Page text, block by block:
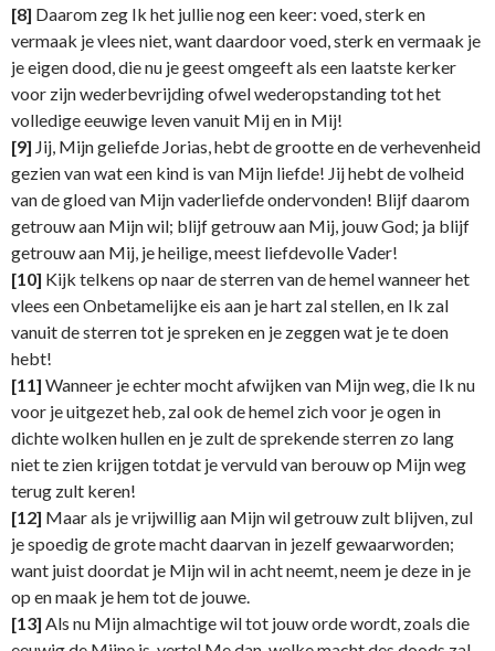
[8] Daarom zeg Ik het jullie nog een keer: voed, sterk en
vermaak je vlees niet, want daardoor voed, sterk en vermaak je
je eigen dood, die nu je geest omgeeft als een laatste kerker
voor zijn wederbevrijding ofwel wederopstanding tot het
volledige eeuwige leven vanuit Mij en in Mij!
[9] Jij, Mijn geliefde Jorias, hebt de grootte en de verhevenheid
gezien van wat een kind is van Mijn liefde! Jij hebt de volheid
van de gloed van Mijn vaderliefde ondervonden! Blijf daarom
getrouw aan Mijn wil; blijf getrouw aan Mij, jouw God; ja blijf
getrouw aan Mij, je heilige, meest liefdevolle Vader!
[10] Kijk telkens op naar de sterren van de hemel wanneer het
vlees een Onbetamelijke eis aan je hart zal stellen, en Ik zal
vanuit de sterren tot je spreken en je zeggen wat je te doen
hebt!
[11] Wanneer je echter mocht afwijken van Mijn weg, die Ik nu
voor je uitgezet heb, zal ook de hemel zich voor je ogen in
dichte wolken hullen en je zult de sprekende sterren zo lang
niet te zien krijgen totdat je vervuld van berouw op Mijn weg
terug zult keren!
[12] Maar als je vrijwillig aan Mijn wil getrouw zult blijven, zul
je spoedig de grote macht daarvan in jezelf gewaarworden;
want juist doordat je Mijn wil in acht neemt, neem je deze in je
op en maak je hem tot de jouwe.
[13] Als nu Mijn almachtige wil tot jouw orde wordt, zoals die